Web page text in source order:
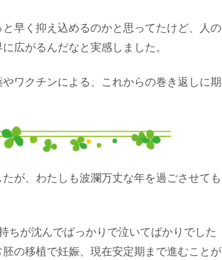
早く抑え込めるのかと思ってたけど、人の
広がるんだなと実感しました。
ワクチンによる、これからの巻き返しに期
が、わたしも波瀾万丈な年を過ごさせても
ちが沈んでばっかりで泣いてばかりでした
の移植で妊娠、現在安定期まで進むことが